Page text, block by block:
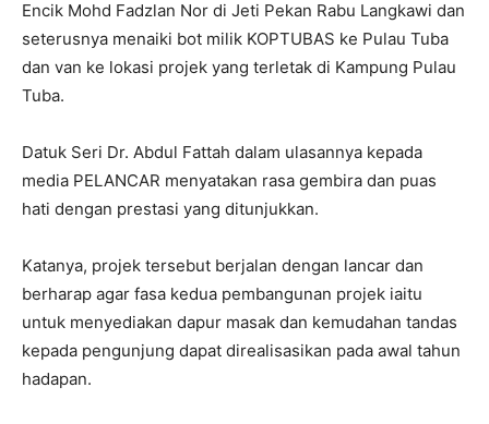
Encik Mohd Fadzlan Nor di Jeti Pekan Rabu Langkawi dan
seterusnya menaiki bot milik KOPTUBAS ke Pulau Tuba
dan van ke lokasi projek yang terletak di Kampung Pulau
Tuba.
Datuk Seri Dr. Abdul Fattah dalam ulasannya kepada
media PELANCAR menyatakan rasa gembira dan puas
hati dengan prestasi yang ditunjukkan.
Katanya, projek tersebut berjalan dengan lancar dan
berharap agar fasa kedua pembangunan projek iaitu
untuk menyediakan dapur masak dan kemudahan tandas
kepada pengunjung dapat direalisasikan pada awal tahun
hadapan.